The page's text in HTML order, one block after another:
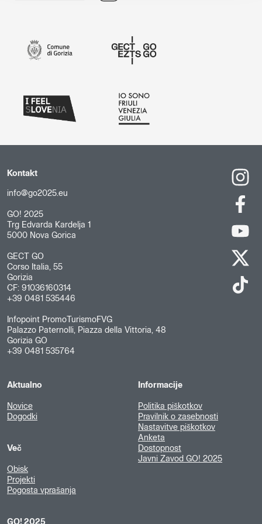
Kontakt
info@go2025.eu
GO! 2025
Trg Edvarda Kardelja 1
5000 Nova Gorica
GECT GO
Corso Italia, 55
Gorizia
CF: 91036160314
+39 0481 535446
Infopoint PromoTurismoFVG
Palazzo Paternolli, Piazza della Vittoria, 48
Gorizia GO
+39 0481 535764
Aktualno
Novice
Dogodki
Več
Obisk
Projekti
Pogosta vprašanja
GO! 2025
Informacije
Politika piškotkov
Pravilnik o zasebnosti
Nastavitve piškotkov
Anketa
Dostopnost
Javni Zavod GO! 2025